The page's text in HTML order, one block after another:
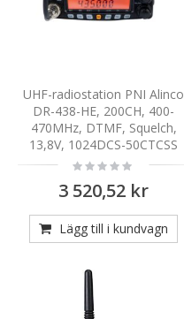
UHF-radiostation PNI Alinco
DR-438-HE, 200CH, 400-
470MHz, DTMF, Squelch,
13,8V, 1024DCS-50CTCSS
Rating:
0%
3 520,52 kr
Lägg till i kundvagn